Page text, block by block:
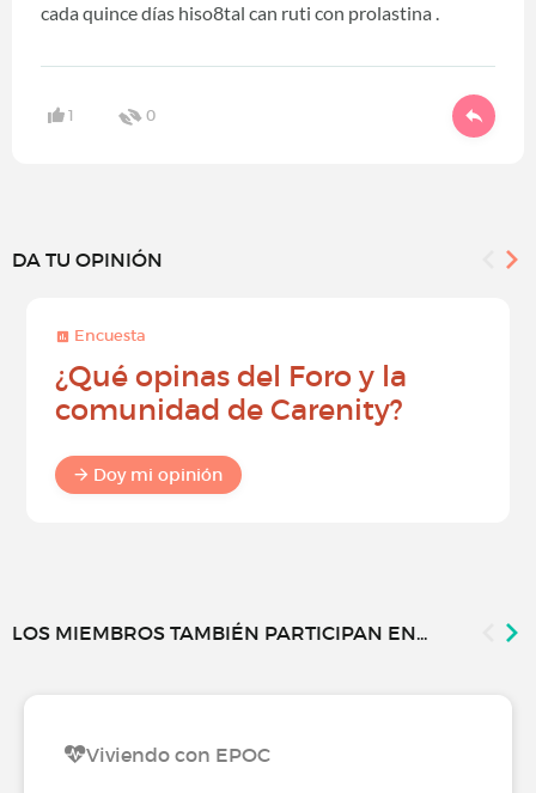
cada quince días hiso8tal can ruti con prolastina .
1 0
DA TU OPINIÓN
Encuesta
¿Qué opinas del Foro y la
comunidad de Carenity?
Doy mi opinión
LOS MIEMBROS TAMBIÉN PARTICIPAN EN...
Viviendo con EPOC